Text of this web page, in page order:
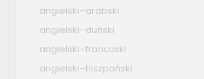
angielski–arabski
angielski–duński
angielski–francuski
angielski–hiszpański